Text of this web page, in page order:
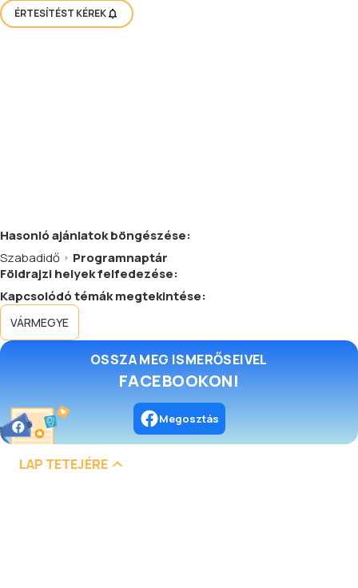
ÉRTESÍTÉST KÉREK
Hasonlóajánlatokböngészése:
Szabadidő
Programnaptár
Földrajzi helyek felfedezése:
Kapcsolódó témák megtekintése:
VÁRMEGYE
OSSZA MEG ISMERŐSEIVEL
FACEBOOKON!
Megosztás
LAP TETEJÉRE